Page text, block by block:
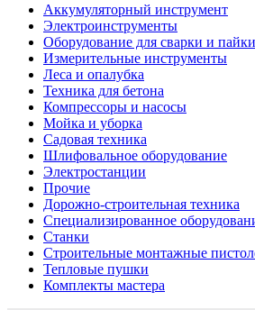
Аккумуляторный инструмент
Электроинструменты
Оборудование для сварки и пайки
Измерительные инструменты
Леса и опалубка
Техника для бетона
Компрессоры и насосы
Мойка и уборка
Садовая техника
Шлифовальное оборудование
Электростанции
Прочие
Дорожно-строительная техника
Специализированное
Станки
Строительные монтажные
Тепловые пушки
Комплекты мастера